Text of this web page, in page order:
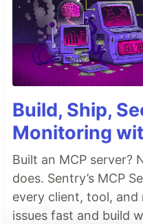
Build, Ship,
Monitoring
Built an MCP server?
does. Sentry’s MCP
every client, tool, and
issues fast and build